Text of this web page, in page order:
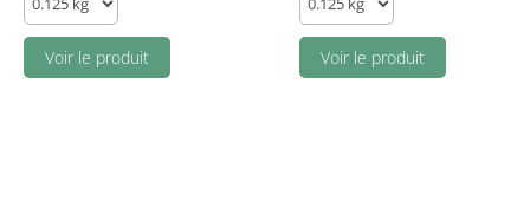
-
Bombe
Voir le produit
-
Bombe
Voir le produit